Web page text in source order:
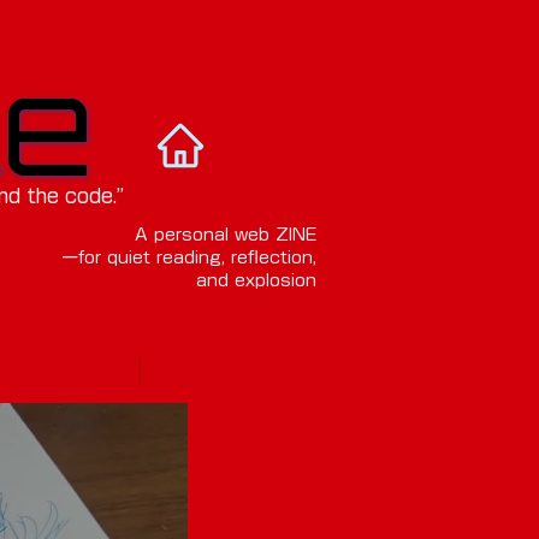
A personal web ZINE
ーfor quiet reading, reflection,
and explosion
the code.”